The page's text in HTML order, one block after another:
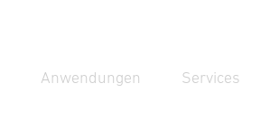
Anwendungen Services